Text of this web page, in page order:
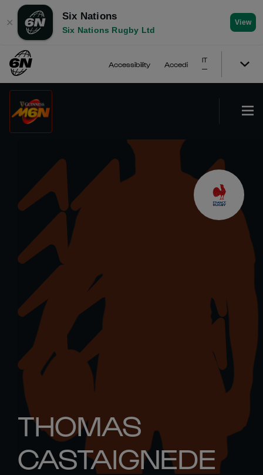
✕
Six Nations
Six Nations Rugby Ltd
View
Accessibility Accedi
IT
THOMAS
CASTAIGNEDE